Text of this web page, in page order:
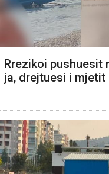
Rrezikoi pushuesit
ja, drejtuesi i